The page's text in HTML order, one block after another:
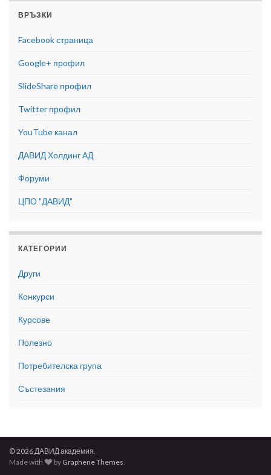
ВРЪЗКИ
Facebook страница
Google+ профил
SlideShare профил
Twitter профил
YouTube канал
ДАВИД Холдинг АД
Форуми
ЦПО "ДАВИД"
КАТЕГОРИИ
Други
Конкурси
Курсове
Полезно
Потребителска група
Състезания
© 2026 ДАВИД академия.
Made with
by Graphene Themes.